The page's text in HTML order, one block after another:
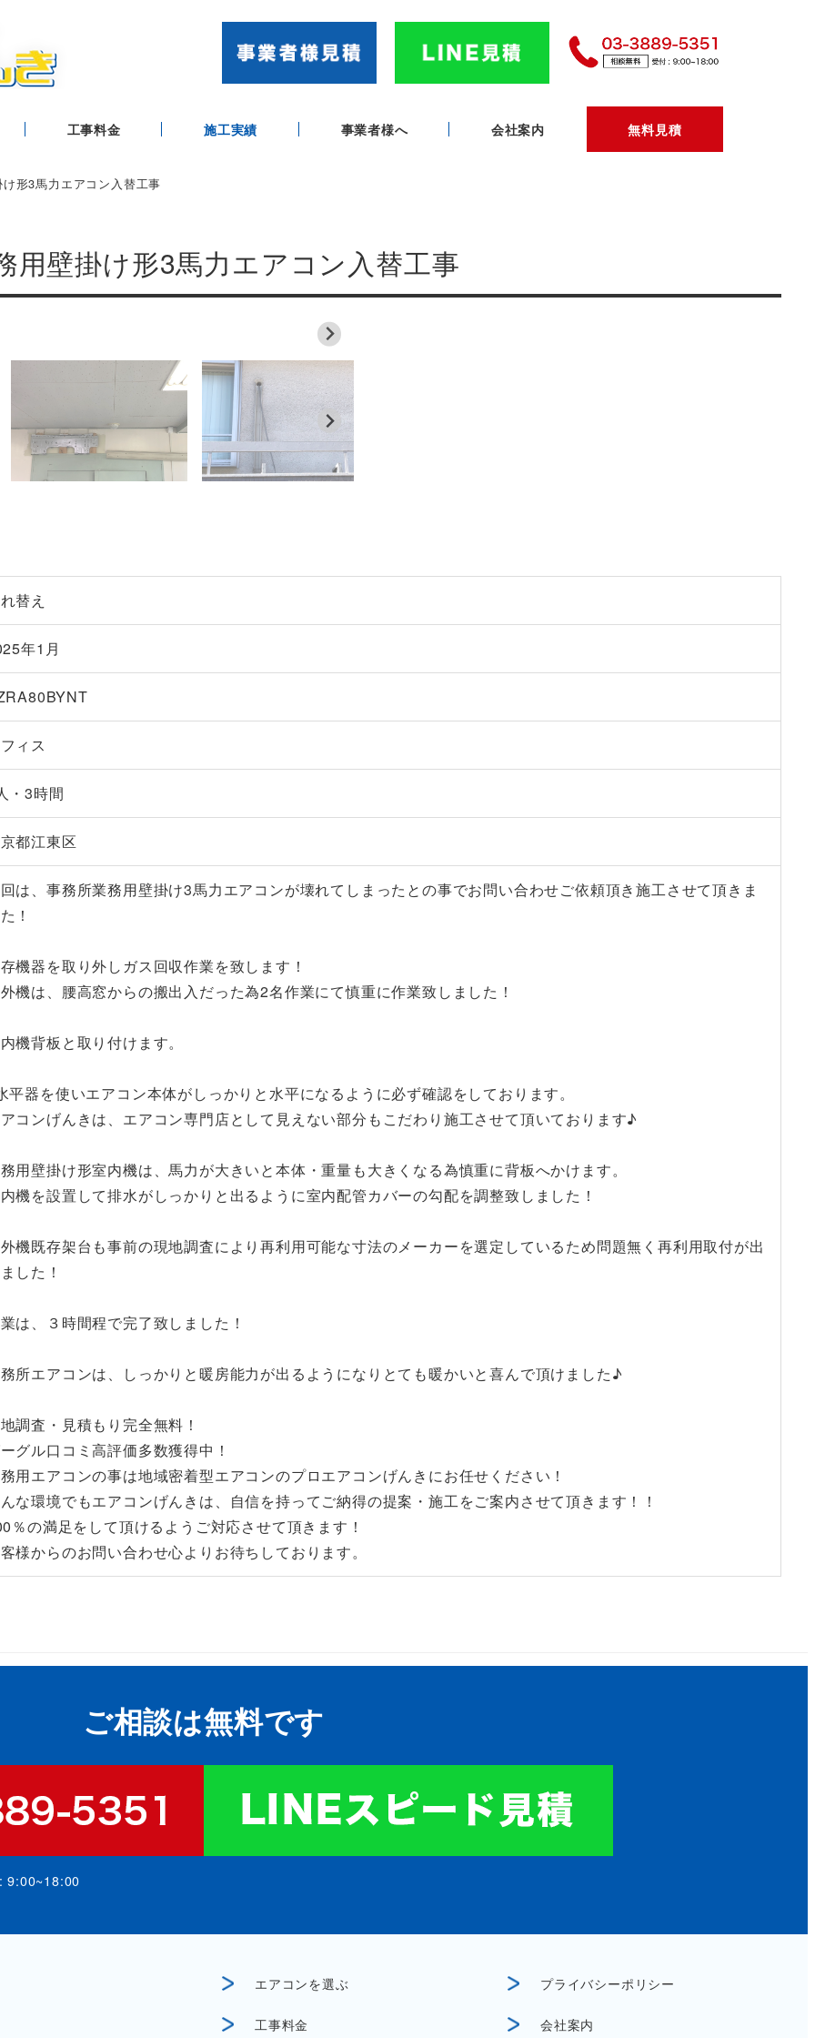
工事料金 施工実績 事業者様へ 会社案内 無料見積
形3馬力エアコン入替工事
用壁掛け形3馬力エアコン入替工事
替え
年1月
ィス
・3時間
都江東区
は、事務所業務用壁掛け3馬力エアコンが壊れてしまったとの事でお問い合わせご依頼頂き施工させて頂きま
！
機器を取り外しガス回収作業を致します！
機は、腰高窓からの搬出入だった為2名作業にて慎重に作業致しました！
機背板と取り付けます。
平器を使いエアコン本体がしっかりと水平になるように必ず確認をしております。
コンげんきは、エアコン専門店として見えない部分もこだわり施工させて頂いております♪
用壁掛け形室内機は、馬力が大きいと本体・重量も大きくなる為慎重に背板へかけます。
機を設置して排水がしっかりと出るように室内配管カバーの勾配を調整致しました！
機既存架台も事前の現地調査により再利用可能な寸法のメーカーを選定しているため問題無く再利用取付が出
した！
は、３時間程で完了致しました！
所エアコンは、しっかりと暖房能力が出るようになりとても暖かいと喜んで頂けました♪
調査・見積もり完全無料！
グル口コミ高評価多数獲得中！
用エアコンの事は地域密着型エアコンのプロエアコンげんきにお任せください！
な環境でもエアコンげんきは、自信を持ってご納得の提案・施工をご案内させて頂きます！！
％の満足をして頂けるようご対応させて頂きます！
様からのお問い合わせ心よりお待ちしております。
ご相談は無料です
9:00~18:00
エアコンを選ぶ
工事料金
プライバシーポリシー
会社案内